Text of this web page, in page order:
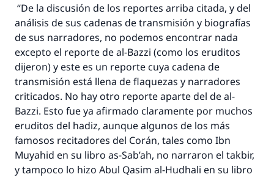
“De la discusión de los reportes arriba citada, y del
análisis de sus cadenas de transmisión y biografías
de sus narradores, no podemos encontrar nada
excepto el reporte de al-Bazzi (como los eruditos
dijeron) y este es un reporte cuya cadena de
transmisión está llena de flaquezas y narradores
criticados. No hay otro reporte aparte del de al-
Bazzi. Esto fue ya afirmado claramente por muchos
eruditos del hadiz, aunque algunos de los más
famosos recitadores del Corán, tales como Ibn
Muyahid en su libro as-Sab’ah, no narraron el takbir,
y tampoco lo hizo Abul Qasim al-Hudhali en su libro